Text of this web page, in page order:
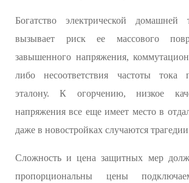
Богатство электрической домашней
вызывает риск ее массового
завышенного напряжения,
либо несоответствия частоты тока
эталону. К огорчению, низкое
напряжения все еще имеет место в
даже в новостройках случаются
Сложность и цена защитных мер
пропорциональны цены